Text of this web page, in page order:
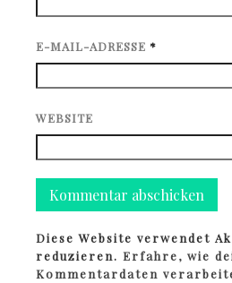
E-MAIL-ADRESSE *
WEBSITE
Diese Website verwendet
reduzieren.Erfahre, wie
Kommentardaten